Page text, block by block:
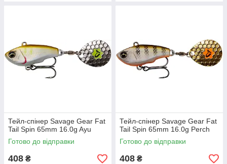
Тейл-спінер Savage Gear Fat
Tail Spin 65mm 16.0g Ayu
Готово до відправки
408 ₴
Тейл-спінер Savage Gear Fat
Tail Spin 65mm 16.0g Perch
Готово до відправки
408 ₴